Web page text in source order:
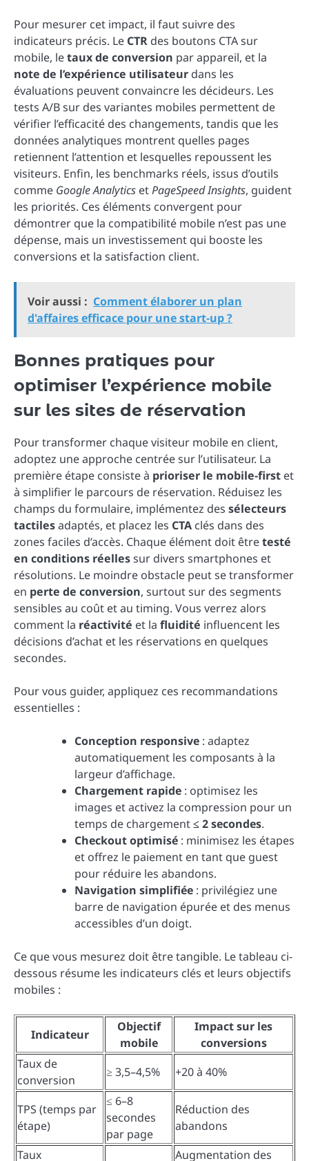
Pour mesurer cet impact, il faut suivre des
indicateurs précis. Le CTR des boutons CTA sur
mobile, letaux de conversion par appareil, et la
note de l’expérience utilisateur dans les
évaluations peuvent convaincre les décideurs. Les
tests A/B sur des variantes mobiles permettent de
vérifier l’efficacité des changements, tandis que les
données analytiques montrent quelles pages
retiennent l’attention et lesquelles repoussent les
visiteurs. Enfin, les benchmarks réels, issus d’outils
comme Google Analytics etPageSpeed Insights, guident
les priorités. Ces éléments convergent pour
démontrer que la compatibilité mobile n’est pas une
dépense, mais un investissement qui booste les
conversions et la satisfaction client.
Voir aussi : Comment élaborer un plan
d'affaires efficace pour une start-up ?
Bonnes pratiques pour
optimiser l’expérience mobile
sur les sites de réservation
Pour transformer chaque visiteur mobile en client,
adoptez une approche centrée sur l’utilisateur. La
première étape consiste à prioriser le mobile-first et
à simplifier le parcours de réservation. Réduisez les
champs du formulaire, implémentez des sélecteurs
tactilesadaptés, et placez les CTA clés dans des
zones faciles d’accès. Chaque élément doit êtretesté
en conditions réellessur divers smartphones et
résolutions. Le moindre obstacle peut se transformer
en perte de conversion, surtout sur des segments
sensibles au coût et au timing. Vous verrez alors
comment la réactivité et la fluidité influencent les
décisions d’achat et les réservations en quelques
secondes.
Pour vous guider, appliquez ces recommandations
essentielles :
Conception responsive : adaptez
automatiquement les composants à la
largeur d’affichage.
Chargement rapide : optimisez les
images et activez la compression pour un
temps de chargement≤ 2 secondes.
Checkout optimisé : minimisez les étapes
et offrez le paiement en tant que guest
pour réduire les abandons.
Navigation simplifiée : privilégiez une
barre de navigation épurée et des menus
accessibles d’un doigt.
Ce que vous mesurez doit être tangible. Le tableau ci-
dessous résume les indicateurs clés et leurs objectifs
mobiles :
Indicateur
Objectif
mobile
Impact sur les
conversions
Taux de
conversion
≥ 3,5–4,5% +20 à 40%
TPS (temps par
étape)
≤ 6–8
secondes
par page
Réduction des
abandons
Taux
Augmentation des